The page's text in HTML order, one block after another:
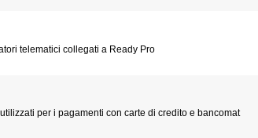
telematici collegati a Ready Pro
per i pagamenti con carte di credito e bancomat